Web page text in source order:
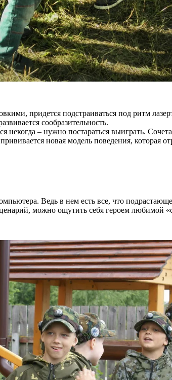
придется подстраиваться под ритм
сообразительность.
некогда – нужно постараться выиграть.
новая модель поведения, которая
Ведь в нем есть все, что
можно ощутить себя героем любимой